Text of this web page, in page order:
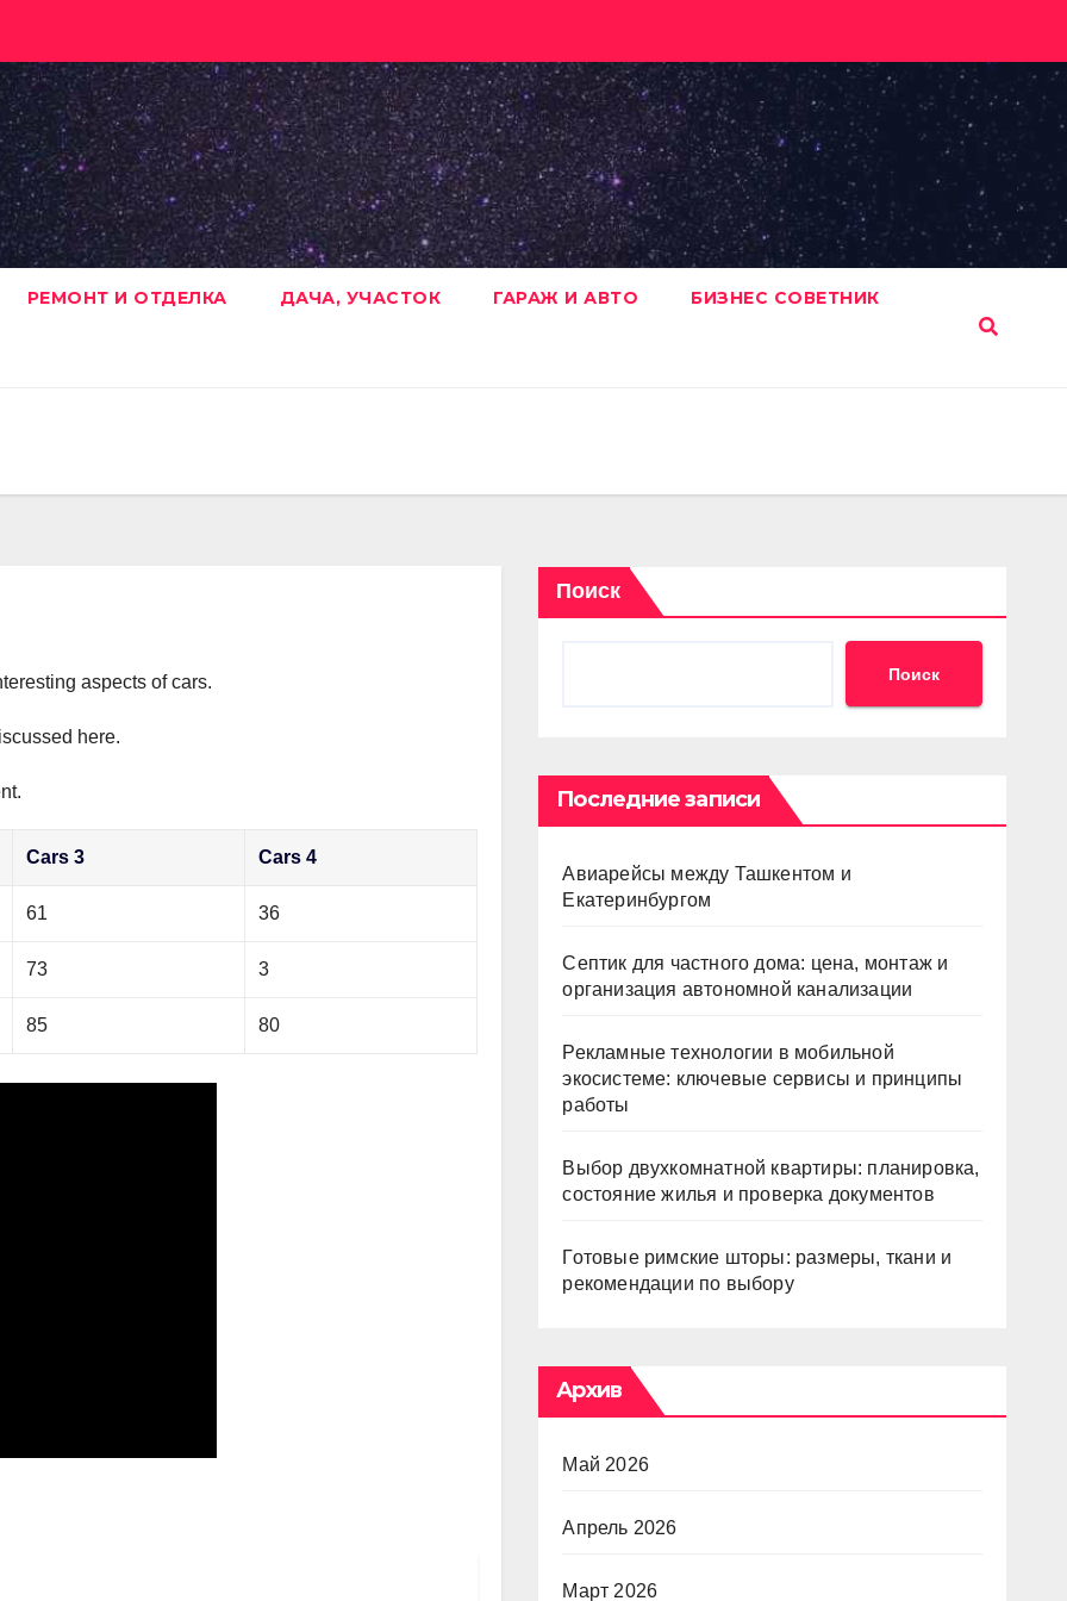
РЕМОНТ И ОТДЕЛКА ДАЧА, УЧАСТОК ГАРАЖ И АВТО БИЗНЕС СОВЕТНИК
aspects of cars.
here.
Cars 3 Cars 4
61 36
73 3
85 80
Поиск
Поиск
Последние записи
Авиарейсы между Ташкентом и
Екатеринбургом
Септик для частного дома: цена, монтаж и
организация автономной канализации
Рекламные технологии в мобильной
экосистеме: ключевые сервисы и принципы
работы
Выбор двухкомнатной квартиры: планировка,
состояние жилья и проверка документов
Готовые римские шторы: размеры, ткани и
рекомендации по выбору
Архив
Май 2026
Апрель 2026
Март 2026